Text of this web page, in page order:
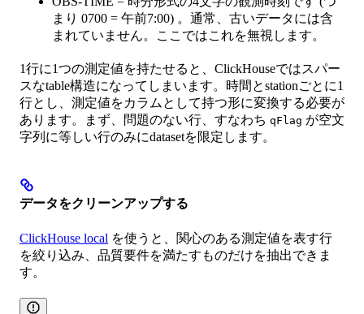
まり 0700 = 午前7:00) 。通常、古いデータには含
まれていません。ここではこれを無視します。
1行に1つの測定値を持たせると、ClickHouseではスパー
スなtable構造になってしまいます。時間とstationごとに1
行とし、測定値をカラムとして持つ形に変換する必要が
あります。まず、問題のない行、すなわち qFlag が空文
字列に等しい行のみにdatasetを限定します。
データをクリーンアップする
ClickHouse local を使うと、関心のある測定値を表す行
を絞り込み、品質要件を満たすものだけを抽出できま
す。